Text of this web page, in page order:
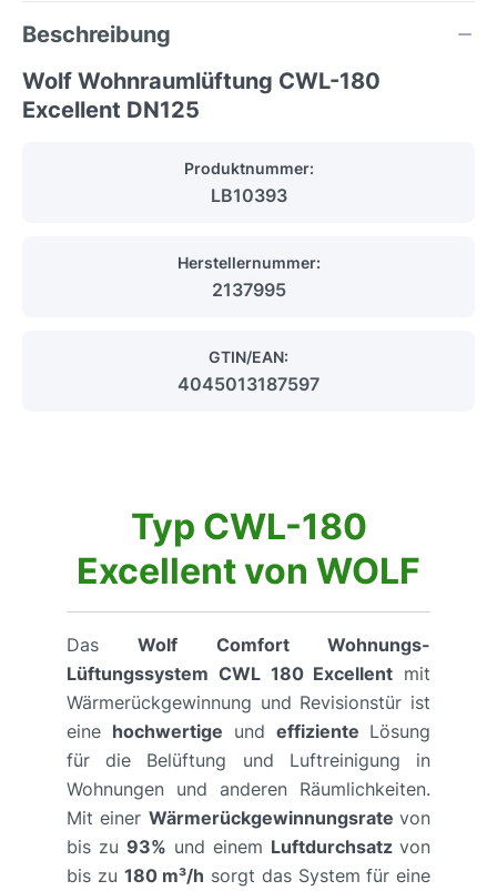
Beschreibung
Wolf Wohnraumlüftung CWL-180
Excellent DN125
Produktnummer:
LB10393
Herstellernummer:
2137995
GTIN/EAN:
4045013187597
Typ CWL-180
Excellent von WOLF
DasWolf Comfort Wohnungs-
Lüftungssystem CWL 180 Excellent mit
Wärmerückgewinnung und Revisionstür ist
eine hochwertige und effiziente Lösung
für die Belüftung und Luftreinigung in
Wohnungen und anderen Räumlichkeiten.
Mit einer Wärmerückgewinnungsratevon
bis zu 93% und einem Luftdurchsatz von
bis zu 180 m³/h sorgt das System für eine